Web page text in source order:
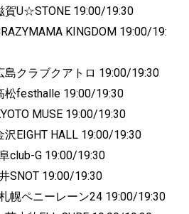
U☆STONE 19:00/19:30
KINGDOM 19:00/19:
クラブクアトロ 19:00/19:30
festhalle 19:00/19:30
MUSE 19:00/19:30
EIGHT HALL 19:00/19:30
club-G 19:00/19:30
SNOT 19:00/19:30
幌ペニーレーン24 19:00/19:30